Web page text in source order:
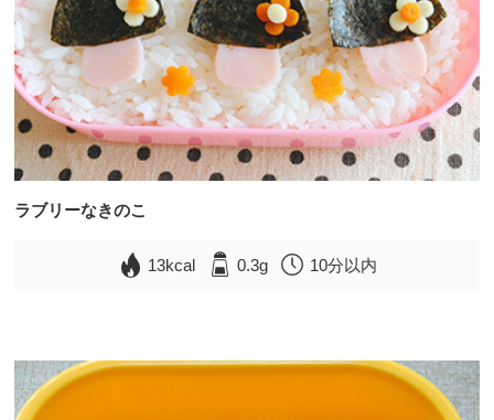
ラブリーなきのこ
13kcal 0.3g 10分以内